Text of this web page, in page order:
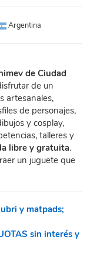
Argentina
de Ciudad
de un
artesanales,
de personajes,
y cosplay,
talleres y
libre y gratuita.
un juguete que
y matpads;
sin interés y